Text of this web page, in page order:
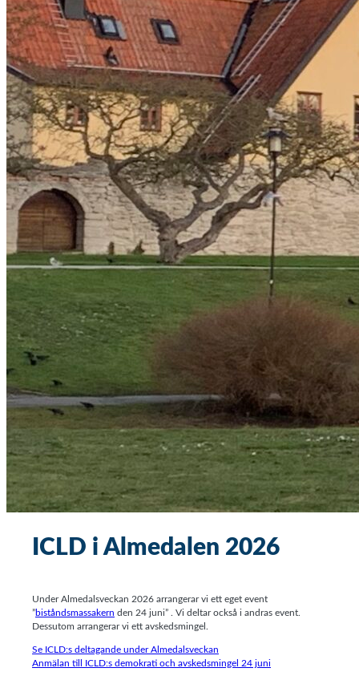
ICLD i Almedalen 2026
Under Almedalsveckan 2026 arrangerar vi ett eget event
”biståndsmassakern den 24 juni” . Vi deltar också i andras event.
Dessutom arrangerar vi ett avskedsmingel.
Se ICLD:s deltagande under Almedalsveckan
Anmälan till ICLD:s demokrati och avskedsmingel 24 juni